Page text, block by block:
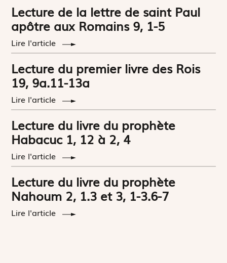
Lecture de la lettre de saint Paul
apôtre aux Romains 9, 1-5
Lire l'article
Lecture du premier livre des Rois
19, 9a.11-13a
Lire l'article
Lecture du livre du prophète
Habacuc 1, 12 à 2, 4
Lire l'article
Lecture du livre du prophète
Nahoum 2, 1.3 et 3, 1-3.6-7
Lire l'article